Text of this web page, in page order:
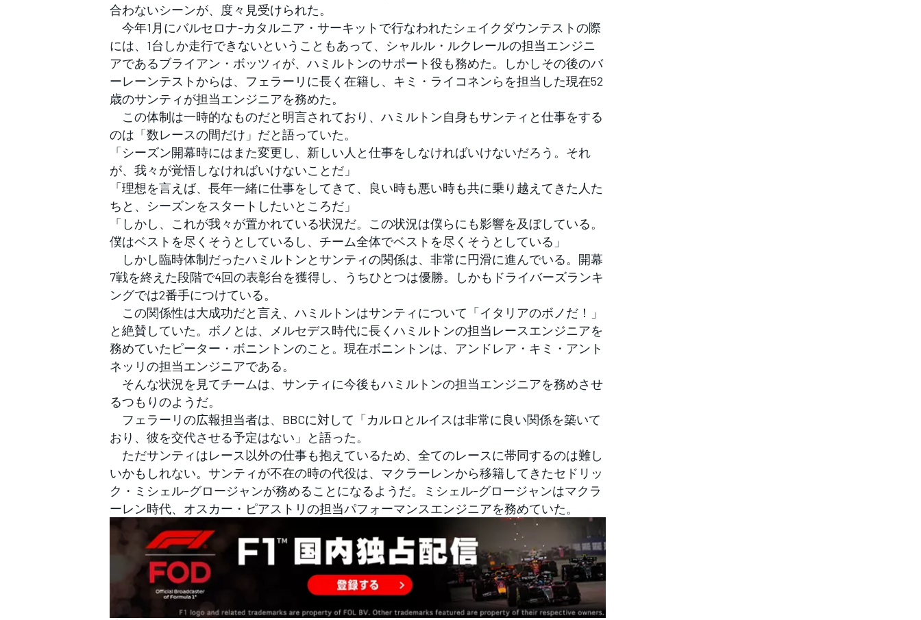
すべてのカテゴリー
合わないシーンが、度々見受けられた。
今年1月にバルセロナ-カタルニア・サーキットで行なわれたシェイクダウンテストの際
には、1台しか走行できないということもあって、シャルル・ルクレールの担当エンジニ
アであるブライアン・ボッツィが、ハミルトンのサポート役も務めた。しかしその後のバ
ーレーンテストからは、フェラーリに長く在籍し、キミ・ライコネンらを担当した現在52
歳のサンティが担当エンジニアを務めた。
この体制は一時的なものだと明言されており、ハミルトン自身もサンティと仕事をする
のは「数レースの間だけ」だと語っていた。
「シーズン開幕時にはまた変更し、新しい人と仕事をしなければいけないだろう。それ
が、我々が覚悟しなければいけないことだ」
「理想を言えば、長年一緒に仕事をしてきて、良い時も悪い時も共に乗り越えてきた人た
ちと、シーズンをスタートしたいところだ」
「しかし、これが我々が置かれている状況だ。この状況は僕らにも影響を及ぼしている。
僕はベストを尽くそうとしているし、チーム全体でベストを尽くそうとしている」
しかし臨時体制だったハミルトンとサンティの関係は、非常に円滑に進んでいる。開幕
7戦を終えた段階で4回の表彰台を獲得し、うちひとつは優勝。しかもドライバーズランキ
ングでは2番手につけている。
この関係性は大成功だと言え、ハミルトンはサンティについて「イタリアのボノだ！」
と絶賛していた。ボノとは、メルセデス時代に長くハミルトンの担当レースエンジニアを
務めていたピーター・ボニントンのこと。現在ボニントンは、アンドレア・キミ・アント
ネッリの担当エンジニアである。
そんな状況を見てチームは、サンティに今後もハミルトンの担当エンジニアを務めさせ
るつもりのようだ。
フェラーリの広報担当者は、BBCに対して「カルロとルイスは非常に良い関係を築いて
おり、彼を交代させる予定はない」と語った。
ただサンティはレース以外の仕事も抱えているため、全てのレースに帯同するのは難し
いかもしれない。サンティが不在の時の代役は、マクラーレンから移籍してきたセドリッ
ク・ミシェル-グロージャンが務めることになるようだ。ミシェル-グロージャンはマクラ
ーレン時代、オスカー・ピアストリの担当パフォーマンスエンジニアを務めていた。